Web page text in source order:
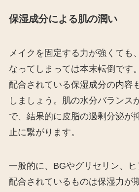
保湿成分による肌の潤い
メイクを固定する力が強くても
なってしまっては本末転倒です
配合されている保湿成分の内容
しましょう。肌の水分バランス
で、結果的に皮脂の過剰分泌が
止に繋がります。
一般的に、BGやグリセリン、
配合されているものは保湿力が